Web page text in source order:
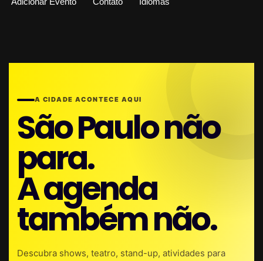
A CIDADE ACONTECE AQUI
São Paulo não
para.
A agenda
também não.
Descubra shows, teatro, stand-up, atividades para